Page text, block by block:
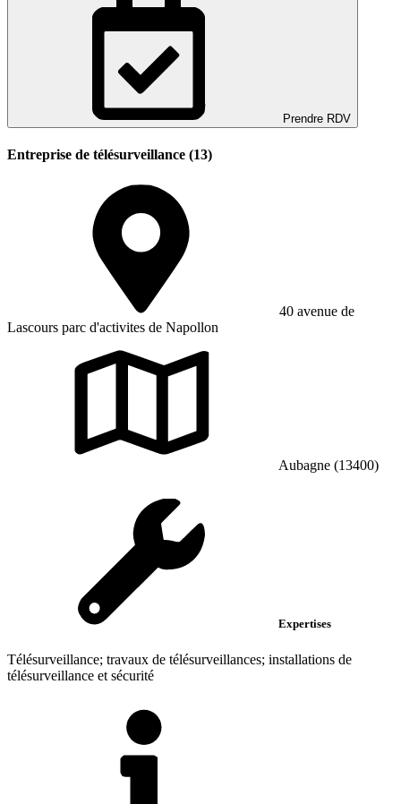
Prendre RDV
Entreprise de télésurveillance (13)
40 avenue de
Lascours parc d'activites de Napollon
Aubagne (13400)
Expertises
Télésurveillance; travaux de télésurveillances; installations de
télésurveillance et sécurité